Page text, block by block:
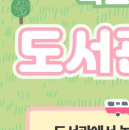
전자도서관